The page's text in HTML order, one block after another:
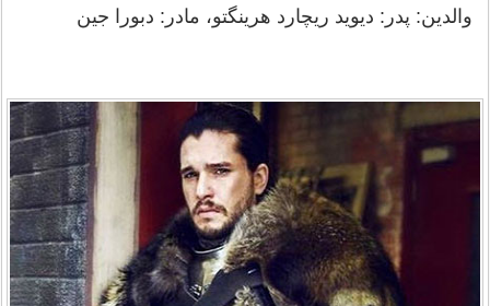
والدین: پدر: دیوید ریچارد هرینگتو، مادر: دبورا جین